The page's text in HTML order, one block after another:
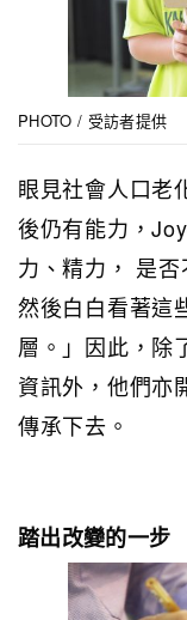
PHOTO / 受訪者提供
眼見社會人口老
後仍有能力，
力、精力， 是
然後白白看著這
層。」因此，除
資訊外，他們亦
傳承下去。
踏出改變的一步